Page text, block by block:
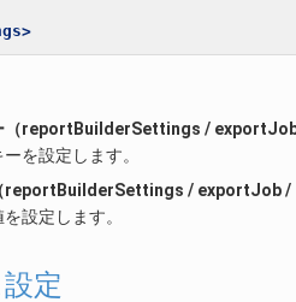
（reportBuilderSettings /
を設定します。
reportBuilderSettings / exportJob
設定します。
定